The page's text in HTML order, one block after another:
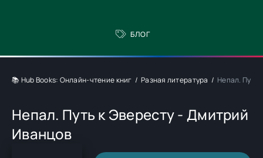
БЛОГ
📚 Hub Books: Онлайн-чтение книг Разная литература Непал. Путь
Непал. Путь к Эвересту - Дмитрий
Иванцов